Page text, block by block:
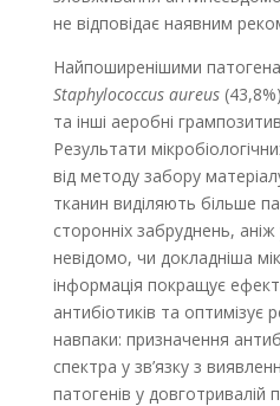
не відповідає наявним
Найпоширенішими
Staphylococcus aureus
та інші аеробні
Результати
від методу забору
тканин виді­ляють більше
сторонніх забруднень,
невідомо, чи докладніша
інформація покращує
антибіотиків та оптимізує
навпаки: призначення
спектра у зв’язку з
патогенів у довготривалій